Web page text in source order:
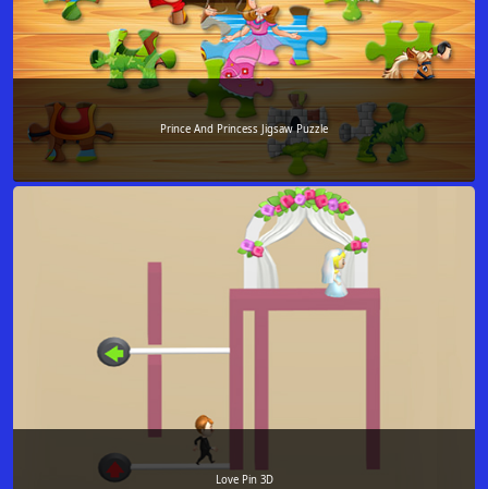
Prince And Princess Jigsaw Puzzle
Love Pin 3D